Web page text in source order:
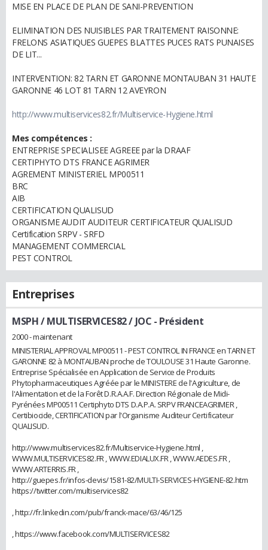
MISE EN PLACE DE PLAN DE SANI-PREVENTION
ELIMINATION DES NUISIBLES PAR TRAITEMENT RAISONNE:
FRELONS ASIATIQUES GUEPES BLATTES PUCES RATS PUNAISES
DE LIT...
INTERVENTION: 82 TARN ET GARONNE MONTAUBAN 31 HAUTE
GARONNE 46 LOT 81 TARN 12 AVEYRON
http://www.multiservices82.fr/Multiservice-Hygiene.html
Mes compétences :
ENTREPRISE SPECIALISEE AGREEE par la DRAAF
CERTIPHYTO DTS FRANCE AGRIMER
AGREMENT MINISTERIEL MP00511
BRC
AIB
CERTIFICATION QUALISUD
ORGANISME AUDIT AUDITEUR CERTIFICATEUR QUALISUD
Certification SRPV - SRFD
MANAGEMENT COMMERCIAL
PEST CONTROL
Entreprises
MSPH / MULTISERVICES82 / JOC - Président
2000 - maintenant
MINISTERIAL APPROVAL MP00511 - PEST CONTROL IN FRANCE en TARN ET
GARONNE 82 à MONTAUBAN proche de TOULOUSE 31 Haute Garonne.
Entreprise Spécialisée en Application de Service de Produits
Phytopharmaceutiques Agréée par le MINISTERE de l'Agriculture, de
l'Alimentation et de la Forêt D.R.A.A.F. Direction Régionale de Midi-
Pyrénées MP00511 Certiphyto DTS D.A.P.A. SRPV FRANCEAGRIMER ,
Certibiocide, CERTIFICATION par l'Organisme Auditeur Certificateur
QUALISUD.
http://www.multiservices82.fr/Multiservice-Hygiene.html ,
WWW.MULTISERVICES82.FR , WWW.EDIALUX.FR , WWW.AEDES.FR ,
WWW.ARTERRIS.FR ,
http://guepes.fr/infos-devis/1581-82/MULTI-SERVICES-HYGIENE-82.htm
https://twitter.com/multiservices82
, http://fr.linkedin.com/pub/franck-mace/63/46/125
, https://www.facebook.com/MULTISERVICES82